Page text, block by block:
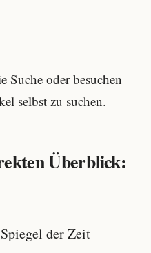
Sucheoder besuchen
selbst zu suchen.
Überblick:
der Zeit